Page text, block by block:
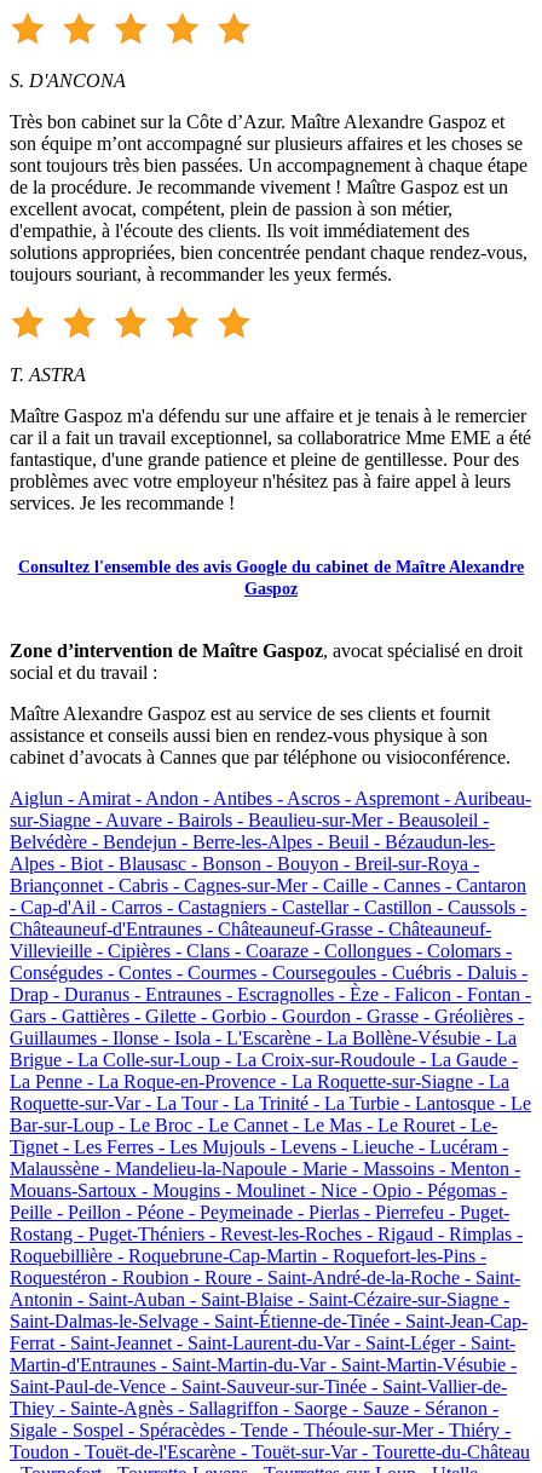
S. D'ANCONA
Très bon cabinet sur la Côte d’Azur. Maître Alexandre Gaspoz et
son équipe m’ont accompagné sur plusieurs affaires et les choses se
sont toujours très bien passées. Un accompagnement à chaque étape
de la procédure. Je recommande vivement ! Maître Gaspoz est un
excellent avocat, compétent, plein de passion à son métier,
d'empathie, à l'écoute des clients. Ils voit immédiatement des
solutions appropriées, bien concentrée pendant chaque rendez-vous,
toujours souriant, à recommander les yeux fermés.
T. ASTRA
Maître Gaspoz m'a défendu sur une affaire et je tenais à le remercier
car il a fait un travail exceptionnel, sa collaboratrice Mme EME a été
fantastique, d'une grande patience et pleine de gentillesse. Pour des
problèmes avec votre employeur n'hésitez pas à faire appel à leurs
services. Je les recommande !
Consultez l'ensemble des avis Google du cabinet de Maître Alexandre
Gaspoz
Zone d’intervention de Maître Gaspoz, avocat spécialisé en droit
social et du travail :
Maître Alexandre Gaspoz est au service de ses clients et fournit
assistance et conseils aussi bien en rendez-vous physique à son
cabinet d’avocats à Cannes que par téléphone ou visioconférence.
Aiglun - Amirat - Andon - Antibes - Ascros - Aspremont - Auribeau-
sur-Siagne - Auvare - Bairols - Beaulieu-sur-Mer - Beausoleil -
Belvédère - Bendejun - Berre-les-Alpes - Beuil - Bézaudun-les-
Alpes - Biot - Blausasc - Bonson - Bouyon - Breil-sur-Roya -
Briançonnet - Cabris - Cagnes-sur-Mer - Caille - Cannes - Cantaron
- Cap-d'Ail - Carros - Castagniers - Castellar - Castillon - Caussols -
Châteauneuf-d'Entraunes - Châteauneuf-Grasse - Châteauneuf-
Villevieille - Cipières - Clans - Coaraze - Collongues - Colomars -
Conségudes - Contes - Courmes - Coursegoules - Cuébris - Daluis -
Drap - Duranus - Entraunes - Escragnolles - Èze - Falicon - Fontan -
Gars - Gattières - Gilette - Gorbio - Gourdon - Grasse - Gréolières -
Guillaumes - Ilonse - Isola - L'Escarène - La Bollène-Vésubie - La
Brigue - La Colle-sur-Loup - La Croix-sur-Roudoule - La Gaude -
La Penne - La Roque-en-Provence - La Roquette-sur-Siagne - La
Roquette-sur-Var - La Tour - La Trinité - La Turbie - Lantosque - Le
Bar-sur-Loup - Le Broc - Le Cannet - Le Mas - Le Rouret - Le-
Tignet - Les Ferres - Les Mujouls - Levens - Lieuche - Lucéram -
Malaussène - Mandelieu-la-Napoule - Marie - Massoins - Menton -
Mouans-Sartoux - Mougins - Moulinet - Nice - Opio - Pégomas -
Peille - Peillon - Péone - Peymeinade - Pierlas - Pierrefeu - Puget-
Rostang - Puget-Théniers - Revest-les-Roches - Rigaud - Rimplas -
Roquebillière - Roquebrune-Cap-Martin - Roquefort-les-Pins -
Roquestéron - Roubion - Roure - Saint-André-de-la-Roche - Saint-
Antonin - Saint-Auban - Saint-Blaise - Saint-Cézaire-sur-Siagne -
Saint-Dalmas-le-Selvage - Saint-Étienne-de-Tinée - Saint-Jean-Cap-
Ferrat - Saint-Jeannet - Saint-Laurent-du-Var - Saint-Léger - Saint-
Martin-d'Entraunes - Saint-Martin-du-Var - Saint-Martin-Vésubie -
Saint-Paul-de-Vence - Saint-Sauveur-sur-Tinée - Saint-Vallier-de-
Thiey - Sainte-Agnès - Sallagriffon - Saorge - Sauze - Séranon -
Sigale - Sospel - Spéracèdes - Tende - Théoule-sur-Mer - Thiéry -
Toudon - Touët-de-l'Escarène - Touët-sur-Var - Tourette-du-Château